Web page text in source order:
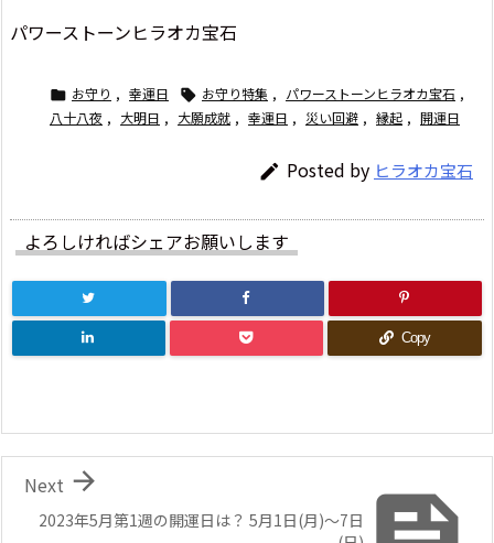
パワーストーンヒラオカ宝石
 お守り , 幸運日  お守り特集 , パワーストーンヒラオカ宝石 ,
八十八夜 , 大明日 , 大願成就 , 幸運日 , 災い回避 , 縁起 , 開運日
 Posted by ヒラオカ宝石
よろしければシェアお願いします
Copy
2023年5月第1週の開運日は？ 5月1日(月)～7日

Next